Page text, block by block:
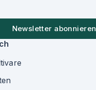
Newsletter abonnieren